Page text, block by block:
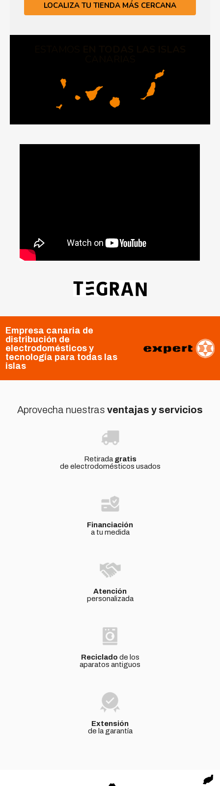
LOCALIZA TU TIENDA MÁS CERCANA
Empresa canaria de
distribución de
electrodomésticos y
tecnología para todas las
islas
Aprovecha nuestras ventajas y servicios
Retirada gratis
de electrodomésticos usados
Financiación
a tu medida
Atención
personalizada
Reciclado de los
aparatos antiguos
Extensión
de la garantía